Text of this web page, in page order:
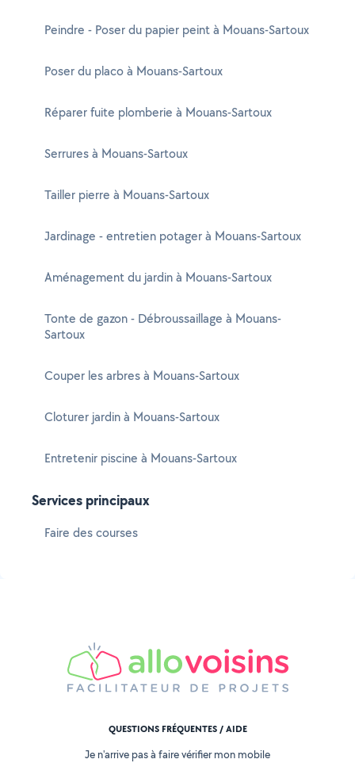
Peindre - Poser du papier peint à Mouans-Sartoux
Poser du placo à Mouans-Sartoux
Réparer fuite plomberie à Mouans-Sartoux
Serrures à Mouans-Sartoux
Tailler pierre à Mouans-Sartoux
Jardinage - entretien potager à Mouans-Sartoux
Aménagement du jardin à Mouans-Sartoux
Tonte de gazon - Débroussaillage à Mouans-
Sartoux
Couper les arbres à Mouans-Sartoux
Cloturer jardin à Mouans-Sartoux
Entretenir piscine à Mouans-Sartoux
Services principaux
Faire des courses
QUESTIONS FRÉQUENTES / AIDE
Je n'arrive pas à faire vérifier mon mobile